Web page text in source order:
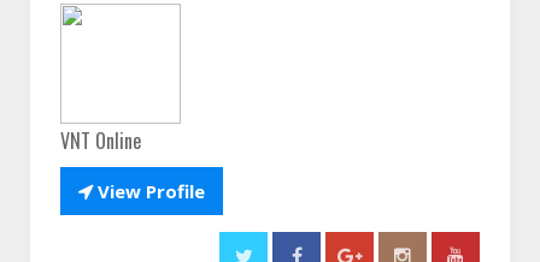
VNT Online
View Profile